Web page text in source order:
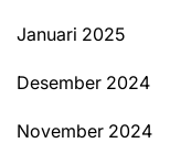
Januari 2025
Desember 2024
November 2024